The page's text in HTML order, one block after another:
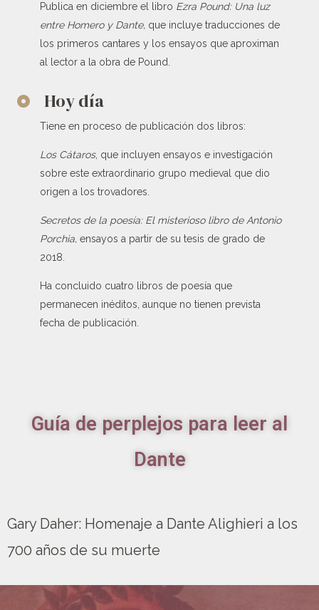
Publica en diciembre el libro Ezra Pound: Una luz
entre Homero y Dante, que incluye traducciones de
los primeros cantares y los ensayos que aproximan
al lector a la obra de Pound.
Hoy día
Tiene en proceso de publicación dos libros:
Los Cátaros, que incluyen ensayos e investigación
sobre este extraordinario grupo medieval que dio
origen a los trovadores.
Secretos de la poesía: El misterioso libro de Antonio
Porchia, ensayos a partir de su tesis de grado de
2018.
Ha concluido cuatro libros de poesía que
permanecen inéditos, aunque no tienen prevista
fecha de publicación.
Guía de perplejos para leer al
Dante
Gary Daher: Homenaje a Dante Alighieri a los
700 años de su muerte